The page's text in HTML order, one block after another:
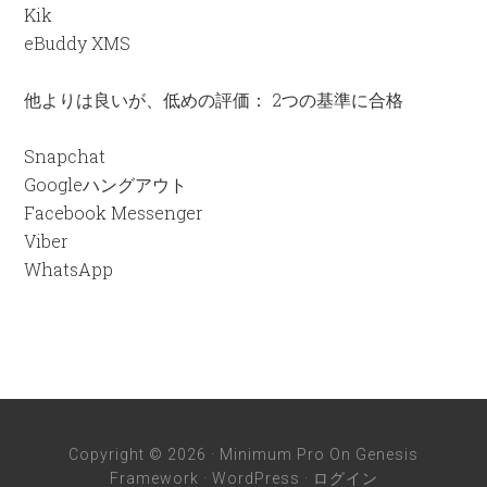
Kik
eBuddy XMS
他よりは良いが、低めの評価： 2つの基準に合格
Snapchat
Googleハングアウト
Facebook Messenger
Viber
WhatsApp
Copyright © 2026 · Minimum Pro On Genesis
Framework · WordPress · ログイン